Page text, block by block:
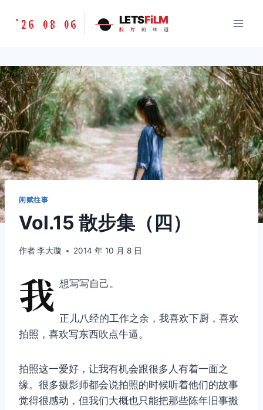
胶
味
道
LETSFILM
'26 08 06 LETSFiLM
胶 片 的 味 道
闲赋往事
Vol.15 散步集（四）
作者李大璇 2014 年 10 月 8 日
我 想写写自己。
正儿八经的工作之余，我喜欢下厨，喜欢
拍照，喜欢写东西吹点牛逼。
拍照这一爱好，让我有机会跟很多人有着一面之
缘。很多摄影师都会说拍照的时候听着他们的故事
觉得很感动，但我们大概也只能把那些陈年旧事搬